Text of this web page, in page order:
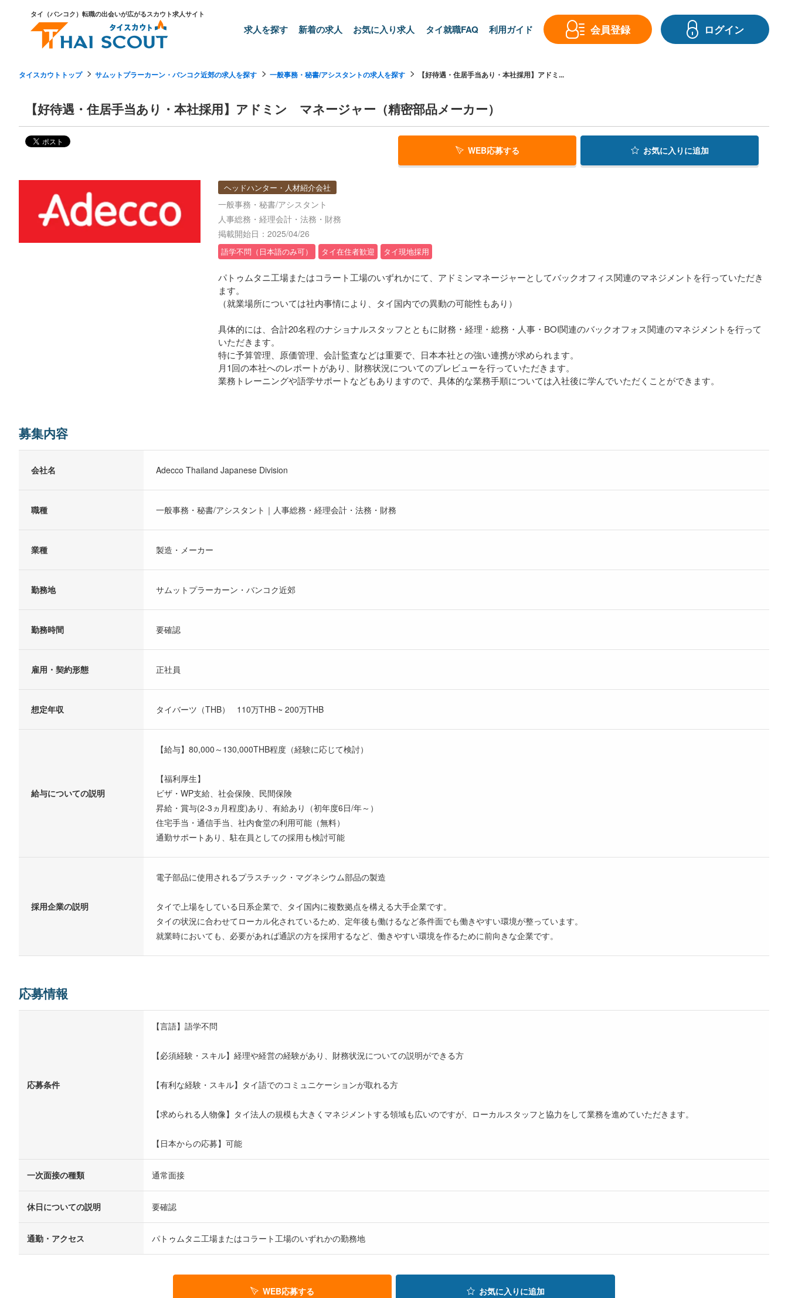
タイ（バンコク）転職の出会いが広がるスカウト求人サイト
求人を探す 新着の求人 お気に入り求人 タイ就職FAQ 利用ガイド 会員登録 ログイン
タイスカウトトップ サムットプラーカーン・バンコク近郊の求人を探す 一般事務・秘書/アシスタントの求人を探す 【好待遇・住居手当あり・本社採用】アドミ...
【好待遇・住居手当あり・本社採用】アドミン マネージャー（精密部品メーカー）
WEB応募する お気に入り に追加
ヘッドハンター・人材紹介会社
一般事務・秘書/アシスタント
人事総務・経理会計・法務・財務
掲載開始日：2025/04/26
語学不問（日本語のみ可） タイ在住者歓迎 タイ現地採用
パトゥムタニ工場またはコラート工場のいずれかにて、アドミンマネージャーとしてバックオフィス関連のマネジメントを行っていただき
ます。
（就業場所については社内事情により、タイ国内での異動の可能性もあり）
具体的には、合計20名程のナショナルスタッフとともに財務・経理・総務・人事・BOI関連のバックオフォス関連のマネジメントを行って
いただきます。
特に予算管理、原価管理、会計監査などは重要で、日本本社との強い連携が求められます。
月1回の本社へのレポートがあり、財務状況についてのプレビューを行っていただきます。
業務トレーニングや語学サポートなどもありますので、具体的な業務手順については入社後に学んでいただくことができます。
募集内容
会社名 Adecco Thailand Japanese Division
職種 一般事務・秘書/アシスタント｜人事総務・経理会計・法務・財務
業種 製造・メーカー
勤務地 サムットプラーカーン・バンコク近郊
勤務時間 要確認
雇用・契約形態 正社員
想定年収 タイバーツ（THB） 110万THB ~ 200万THB
給与についての説明
【給与】80,000～130,000THB程度（経験に応じて検討）
【福利厚生】
ビザ・WP支給、社会保険、民間保険
昇給・賞与(2-3ヵ月程度)あり、有給あり（初年度6日/年～）
住宅手当・通信手当、社内食堂の利用可能（無料）
通勤サポートあり、駐在員としての採用も検討可能
採用企業の説明
電子部品に使用されるプラスチック・マグネシウム部品の製造
タイで上場をしている日系企業で、タイ国内に複数拠点を構える大手企業です。
タイの状況に合わせてローカル化されているため、定年後も働けるなど条件面でも働きやすい環境が整っています。
就業時においても、必要があれば通訳の方を採用するなど、働きやすい環境を作るために前向きな企業です。
応募情報
応募条件
【言語】語学不問
【必須経験・スキル】経理や経営の経験があり、財務状況についての説明ができる方
【有利な経験・スキル】タイ語でのコミュニケーションが取れる方
【求められる人物像】タイ法人の規模も大きくマネジメントする領域も広いのですが、ローカルスタッフと協力をして業務を進めていただきます。
【日本からの応募】可能
一次面接の種類 通常面接
休日についての説明 要確認
通勤・アクセス パトゥムタニ工場またはコラート工場のいずれかの勤務地
WEB応募する お気に入り に追加